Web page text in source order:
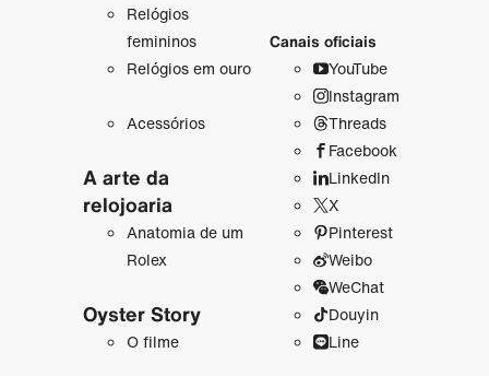
Relógios
femininos
Relógios em ouro
Acessórios
A arte da
relojoaria
Anatomia de um
Rolex
Oyster Story
O filme
Canais oficiais
YouTube
Instagram
Threads
Facebook
LinkedIn
X
Pinterest
Weibo
WeChat
Douyin
Line